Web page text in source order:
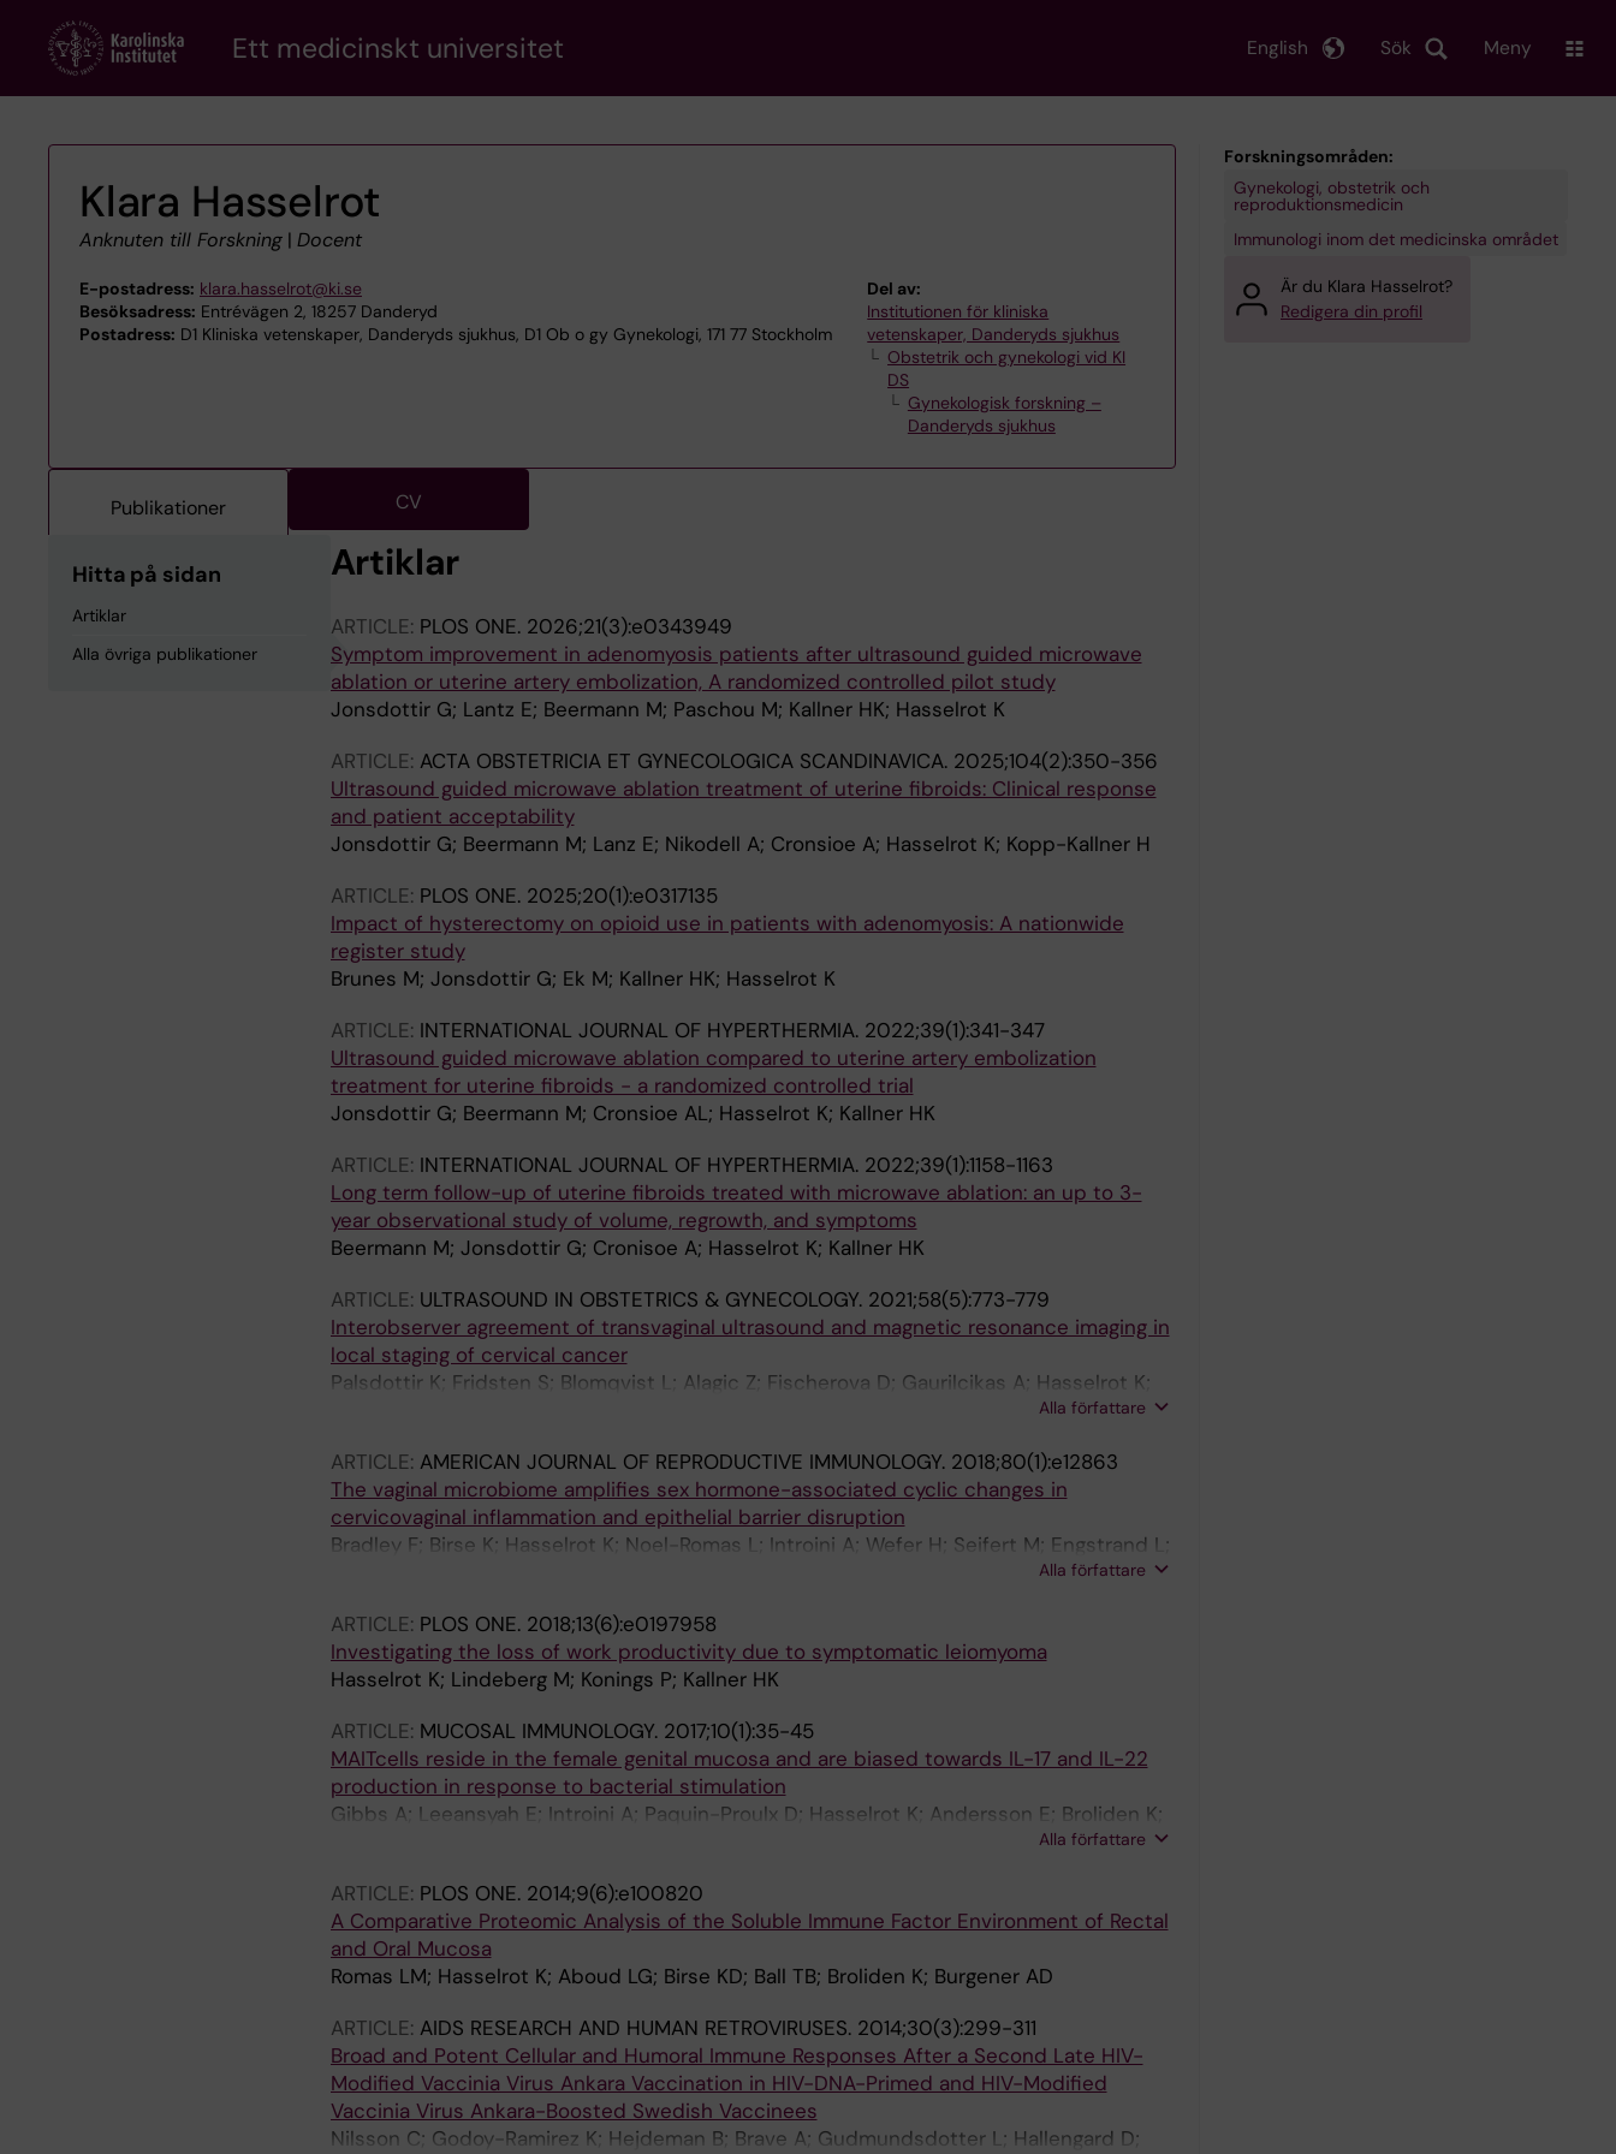
content
Ett medicinskt universitet Sök
English Meny
Klara Hasselrot
Anknuten till Forskning | Docent
E-postadress: klara.hasselrot@ki.se
Besöksadress: Entrévägen 2, 18257 Danderyd
Postadress: D1 Kliniska vetenskaper, Danderyds sjukhus, D1 Ob o gy Gynekologi, 171 77 Stockholm
Del av:
Institutionen för kliniska
vetenskaper, Danderyds sjukhus
Obstetrik och gynekologi vid KI
DS
Gynekologisk forskning –
Danderyds sjukhus
Publikationer CV
Hitta på sidan
Artiklar
Alla övriga publikationer
Artiklar
ARTICLE: PLOS ONE. 2026;21(3):e0343949
Symptom improvement in adenomyosis patients after ultrasound guided microwave
ablation or uterine artery embolization, A randomized controlled pilot study
Jonsdottir G; Lantz E; Beermann M; Paschou M; Kallner HK; Hasselrot K
ARTICLE: ACTA OBSTETRICIA ET GYNECOLOGICA SCANDINAVICA. 2025;104(2):350-356
Ultrasound guided microwave ablation treatment of uterine fibroids: Clinical response
and patient acceptability
Jonsdottir G; Beermann M; Lanz E; Nikodell A; Cronsioe A; Hasselrot K; Kopp-Kallner H
ARTICLE: PLOS ONE. 2025;20(1):e0317135
Impact of hysterectomy on opioid use in patients with adenomyosis: A nationwide
register study
Brunes M; Jonsdottir G; Ek M; Kallner HK; Hasselrot K
ARTICLE: INTERNATIONAL JOURNAL OF HYPERTHERMIA. 2022;39(1):341-347
Ultrasound guided microwave ablation compared to uterine artery embolization
treatment for uterine fibroids - a randomized controlled trial
Jonsdottir G; Beermann M; Cronsioe AL; Hasselrot K; Kallner HK
ARTICLE: INTERNATIONAL JOURNAL OF HYPERTHERMIA. 2022;39(1):1158-1163
Long term follow-up of uterine fibroids treated with microwave ablation: an up to 3-
year observational study of volume, regrowth, and symptoms
Beermann M; Jonsdottir G; Cronisoe A; Hasselrot K; Kallner HK
ARTICLE: ULTRASOUND IN OBSTETRICS & GYNECOLOGY. 2021;58(5):773-779
Interobserver agreement of transvaginal ultrasound and magnetic resonance imaging in
local staging of cervical cancer
Palsdottir K; Fridsten S; Blomqvist L; Alagic Z; Fischerova D; Gaurilcikas A; Hasselrot K;
Alla författare
ARTICLE: AMERICAN JOURNAL OF REPRODUCTIVE IMMUNOLOGY. 2018;80(1):e12863
The vaginal microbiome amplifies sex hormone-associated cyclic changes in
cervicovaginal inflammation and epithelial barrier disruption
Bradley F; Birse K; Hasselrot K; Noel-Romas L; Introini A; Wefer H; Seifert M; Engstrand L;
Alla författare
ARTICLE: PLOS ONE. 2018;13(6):e0197958
Investigating the loss of work productivity due to symptomatic leiomyoma
Hasselrot K; Lindeberg M; Konings P; Kallner HK
ARTICLE: MUCOSAL IMMUNOLOGY. 2017;10(1):35-45
MAITcells reside in the female genital mucosa and are biased towards IL-17 and IL-22
production in response to bacterial stimulation
Gibbs A; Leeansyah E; Introini A; Paquin-Proulx D; Hasselrot K; Andersson E; Broliden K;
Alla författare
ARTICLE: PLOS ONE. 2014;9(6):e100820
A Comparative Proteomic Analysis of the Soluble Immune Factor Environment of Rectal
and Oral Mucosa
Romas LM; Hasselrot K; Aboud LG; Birse KD; Ball TB; Broliden K; Burgener AD
ARTICLE: AIDS RESEARCH AND HUMAN RETROVIRUSES. 2014;30(3):299-311
Broad and Potent Cellular and Humoral Immune Responses After a Second Late HIV-
Modified Vaccinia Virus Ankara Vaccination in HIV-DNA-Primed and HIV-Modified
Vaccinia Virus Ankara-Boosted Swedish Vaccinees
Nilsson C; Godoy-Ramirez K; Hejdeman B; Brave A; Gudmundsdotter L; Hallengard D;
Forskningsområden:
Gynekologi, obstetrik och
reproduktionsmedicin
Immunologi inom det medicinska området
Är du Klara Hasselrot?
Redigera din profil